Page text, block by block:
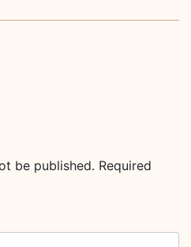
be published. Required